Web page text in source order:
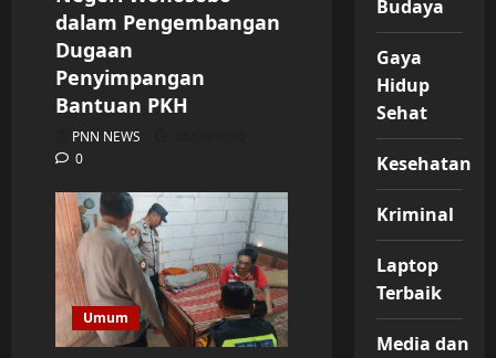
dalam Pengembangan
Dugaan
Penyimpangan
Bantuan PKH
PNN NEWS
0
Umum
Budaya
Gaya
Hidup
Sehat
Kesehatan
Kriminal
Laptop
Terbaik
Media dan